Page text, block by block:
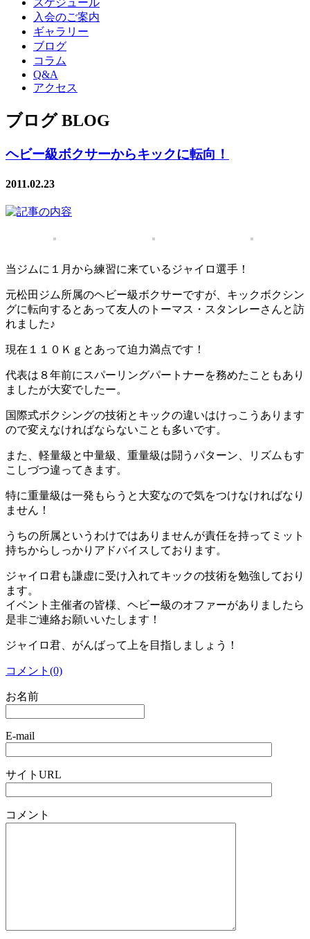
入会のご案内
ギャラリー
ブログ
コラム
Q&A
アクセス
ブログ BLOG
ヘビー級ボクサーからキックに転向！
2011.02.23
当ジムに１月から練習に来ているジャイロ選手！
元松田ジム所属のヘビー級ボクサーですが、キックボクシン
グに転向するとあって友人のトーマス・スタンレーさんと訪
れました♪
現在１１０Ｋｇとあって迫力満点です！
代表は８年前にスパーリングパートナーを務めたこともあり
ましたが大変でしたー。
国際式ボクシングの技術とキックの違いはけっこうあります
ので変えなければならないことも多いです。
また、軽量級と中量級、重量級は闘うパターン、リズムもす
こしづつ違ってきます。
特に重量級は一発もらうと大変なので気をつけなければなり
ません！
うちの所属というわけではありませんが責任を持ってミット
持ちからしっかりアドバイスしております。
ジャイロ君も謙虚に受け入れてキックの技術を勉強しており
ます。
イベント主催者の皆様、ヘビー級のオファーがありましたら
是非ご連絡お願いいたします！
ジャイロ君、がんばって上を目指しましょう！
コメント(0)
お名前
E-mail
サイトURL
コメント